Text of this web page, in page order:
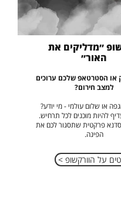
״מדליקים את
האור״
הסטרטאפ שלכם ערוכים
למצב חירום?
או שלום עולמי - מי יודע?
להיות מוכנים לכל תרחיש.
פרקטית שתסגור לכם את
הפינה.
על הוורקשופ